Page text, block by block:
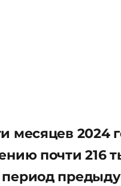
месяцев
почти 216